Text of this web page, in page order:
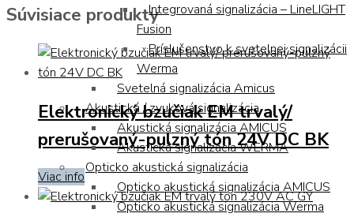
Integrovaná signalizácia – LineLIGHT
Fusion
Príslušenstvo k svetelnej signalizácii
Werma
Svetelná signalizácia Amicus
Akustická / zvuková signalizácia
Akustická signalizácia AMICUS
Akustická signalizácia WERMA
Opticko akustická signalizácia
Opticko akustická signalizácia AMICUS
Opticko akustická signalizácia Werma
Súvisiace produkty
Elektronický bzučiak EM trvalý/
prerušovaný-pulzný tón 24V DC BK
Viac info